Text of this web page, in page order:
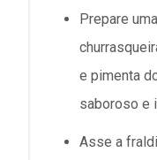
Prepare
e pimenta
saboroso e
Asse a